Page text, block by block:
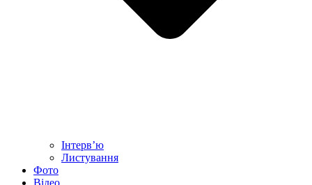
Інтерв’ю
Листування
Фото
Відео